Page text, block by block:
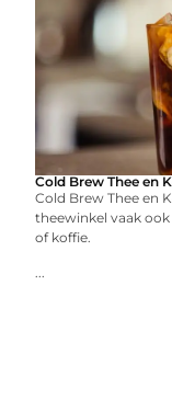
Cold Brew Thee en
Cold Brew Thee en
theewinkel vaak
of koffie.
...